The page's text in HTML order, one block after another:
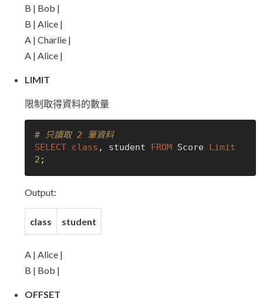
B | Bob |
B | Alice |
A | Charlie |
A | Alice |
LIMIT
限制取得資料的數量
# 只讀取 2 筆資料
SELECT class , student FROM Score Limit
2
Output:
class student
A | Alice |
B | Bob |
OFFSET